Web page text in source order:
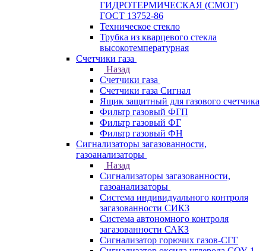
ГИДРОТЕРМИЧЕСКАЯ (СМОГ)
ГОСТ 13752-86
Техническое стекло
Трубка из кварцевого стекла
высокотемпературная
Счетчики газа
Назад
Счетчики газа
Счетчики газа Сигнал
Ящик защитный для газового счетчика
Фильтр газовый ФГП
Фильтр газовый ФГ
Фильтр газовый ФН
Сигнализаторы загазованности,
газоанализаторы
Назад
Сигнализаторы загазованности,
газоанализаторы
Система индивидуального контроля
загазованности СИКЗ
Система автономного контроля
загазованности САКЗ
Сигнализатор горючих газов-СГГ